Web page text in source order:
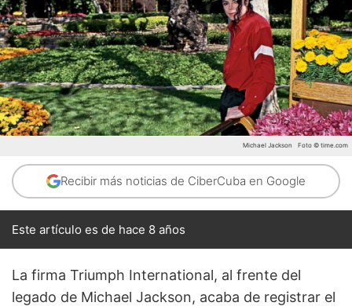
Michael Jackson Foto © time.com
Recibir más noticias de CiberCuba en Google
Este artículo es de hace 8 años
La firma Triumph International, al frente del
legado de Michael Jackson, acaba de registrar el